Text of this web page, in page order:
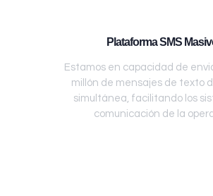
Plataforma SMS
Estamos en capacidad de
millón de mensajes de texto
simultánea, facilitando los
comunicación de la